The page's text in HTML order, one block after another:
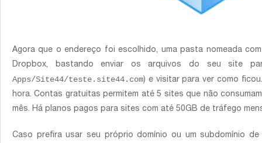
Agora que o endereço foi escolhido, uma pasta nomeada
Dropbox, bastando enviar os arquivos do seu site
Apps/Site44/teste.site44.com) e visitar para ver como
hora. Contas gratuitas permitem até 5 sites que não
mês. Há planos pagos para sites com até 50GB de tráfego
Caso prefira usar seu próprio domínio ou um subdomínio